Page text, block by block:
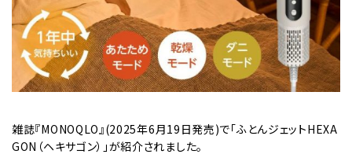
雑誌『MONOQLO』(2025年6月19日発売)で「ふとんジェットHEXA
GON（ヘキサゴン）」が紹介されました。